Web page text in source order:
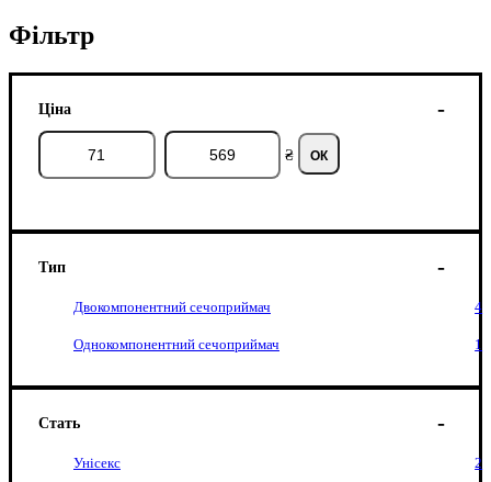
Фільтр
Ціна
₴ ОК
Тип
Двокомпонентний сечоприймач 4
Однокомпонентний сечоприймач 1
Стать
Унісекс 2